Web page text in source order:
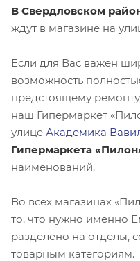
В Свердловском
ждут в магазине на
Если для Вас важен
возможность
предстоящему
наш Гипермаркет
улице Академика
Гипермаркета
наименований.
Во всех магазинах
то, что нужно именно
разделено на отделы,
товарным категориям.